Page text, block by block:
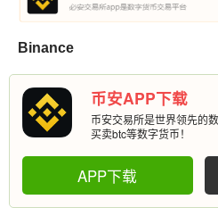
Binance
币安APP下载
币安交易所是世界领先的
买卖btc等数字货币！
APP下载